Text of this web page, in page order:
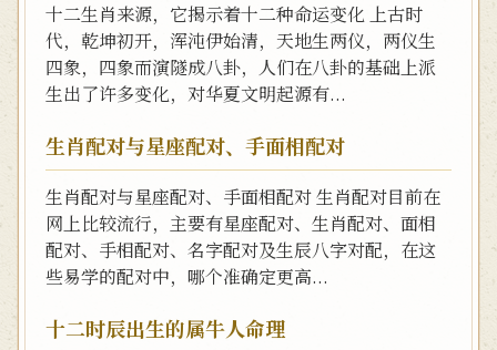
十二生肖来源，它揭示着十二种命运变化 上古时
代，乾坤初开，浑沌伊始清，天地生两仪，两仪生
四象，四象而演隧成八卦，人们在八卦的基础上派
生出了许多变化，对华夏文明起源有...
生肖配对与星座配对、手面相配对
生肖配对与星座配对、手面相配对 生肖配对目前在
网上比较流行，主要有星座配对、生肖配对、面相
配对、手相配对、名字配对及生辰八字对配，在这
些易学的配对中，哪个准确定更高...
十二时辰出生的属牛人命理